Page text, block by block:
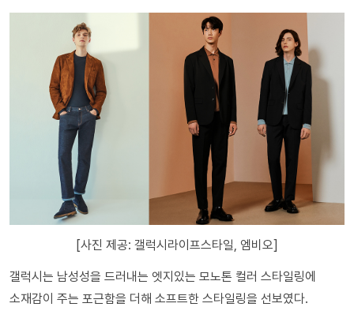
[사진 제공: 갤럭시라이프스타일, 엠비오]
갤럭시는 남성성을 드러내는 엣지있는 모노톤 컬러 스타일링에
소재감이 주는 포근함을 더해 소프트한 스타일링을 선보였다.